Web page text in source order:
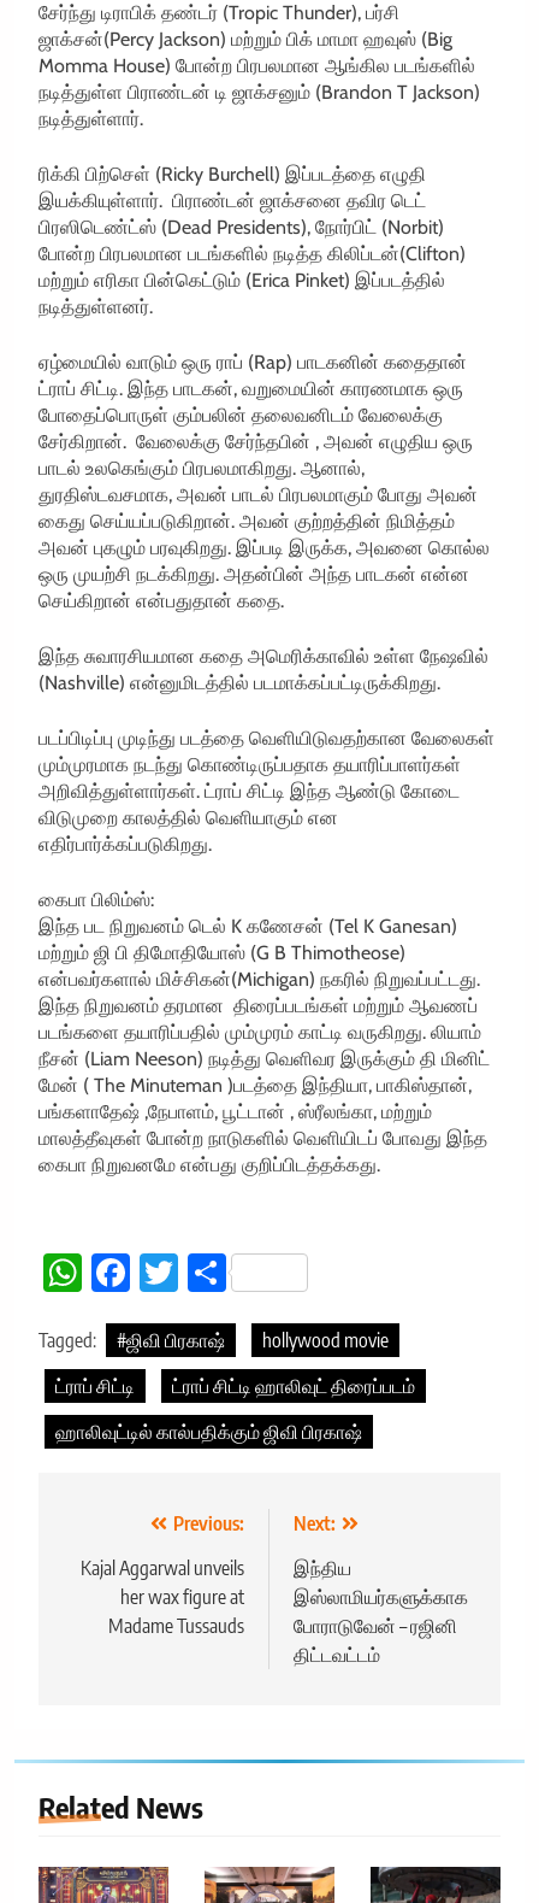
சேர்ந்து டிராபிக் தண்டர் (Tropic Thunder), பர்சி
ஜாக்சன்(Percy Jackson) மற்றும் பிக் மாமா ஹவுஸ் (Big
Momma House) போன்ற பிரபலமான ஆங்கில படங்களில்
நடித்துள்ள பிராண்டன் டி ஜாக்சனும் (Brandon T Jackson)
நடித்துள்ளார்.
ரிக்கி பிற்செள் (Ricky Burchell) இப்படத்தை எழுதி
இயக்கியுள்ளார். பிராண்டன் ஜாக்சனை தவிர டெட்
பிரஸிடெண்ட்ஸ் (Dead Presidents), நோர்பிட் (Norbit)
போன்ற பிரபலமான படங்களில் நடித்த கிலிப்டன்(Clifton)
மற்றும் எரிகா பின்கெட்டும் (Erica Pinket) இப்படத்தில்
நடித்துள்ளனர்.
ஏழ்மையில் வாடும் ஒரு ராப் (Rap) பாடகனின் கதைதான்
ட்ராப் சிட்டி. இந்த பாடகன், வறுமையின் காரணமாக ஒரு
போதைப்பொருள் கும்பலின் தலைவனிடம் வேலைக்கு
சேர்கிறான். வேலைக்கு சேர்ந்தபின் , அவன் எழுதிய ஒரு
பாடல் உலகெங்கும் பிரபலமாகிறது. ஆனால்,
துரதிஸ்டவசமாக, அவன் பாடல் பிரபலமாகும் போது அவன்
கைது செய்யப்படுகிறான். அவன் குற்றத்தின் நிமித்தம்
அவன் புகழும் பரவுகிறது. இப்படி இருக்க, அவனை கொல்ல
ஒரு முயற்சி நடக்கிறது. அதன்பின் அந்த பாடகன் என்ன
செய்கிறான் என்பதுதான் கதை.
இந்த சுவாரசியமான கதை அமெரிக்காவில் உள்ள நேஷவில்
(Nashville) என்னுமிடத்தில் படமாக்கப்பட்டிருக்கிறது.
படப்பிடிப்பு முடிந்து படத்தை வெளியிடுவதற்கான வேலைகள்
மும்முரமாக நடந்து கொண்டிருப்பதாக தயாரிப்பாளர்கள்
அறிவித்துள்ளார்கள். ட்ராப் சிட்டி இந்த ஆண்டு கோடை
விடுமுறை காலத்தில் வெளியாகும் என
எதிர்பார்க்கப்படுகிறது.
கைபா பிலிம்ஸ்:
இந்த பட நிறுவனம் டெல் K கணேசன் (Tel K Ganesan)
மற்றும் ஜி பி திமோதியோஸ் (G B Thimotheose)
என்பவர்களால் மிச்சிகன்(Michigan) நகரில் நிறுவப்பட்டது.
இந்த நிறுவனம் தரமான திரைப்படங்கள் மற்றும் ஆவணப்
படங்களை தயாரிப்பதில் மும்முரம் காட்டி வருகிறது. லியாம்
நீசன் (Liam Neeson) நடித்து வெளிவர இருக்கும் தி மினிட்
மேன் ( The Minuteman )படத்தை இந்தியா, பாகிஸ்தான்,
பங்களாதேஷ் ,நேபாளம், பூட்டான் , ஸ்ரீலங்கா, மற்றும்
மாலத்தீவுகள் போன்ற நாடுகளில் வெளியிடப் போவது இந்த
கைபா நிறுவனமே என்பது குறிப்பிடத்தக்கது.
WhatsApp
Facebook
TwitterShare
Tagged: #ஜிவி பிரகாஷ்
hollywood movie
ட்ராப் சிட்டி
ட்ராப் சிட்டி ஹாலிவுட் திரைப்படம்
ஹாலிவுட்டில் கால்பதிக்கும் ஜிவி பிரகாஷ்
navigation
Previous:
Kajal Aggarwal unveils
her wax figure at
Madame Tussauds
Next:
இந்திய
இஸ்லாமியர்களுக்காக
போராடுவேன் – ரஜினி
திட்டவட்டம்
Related News